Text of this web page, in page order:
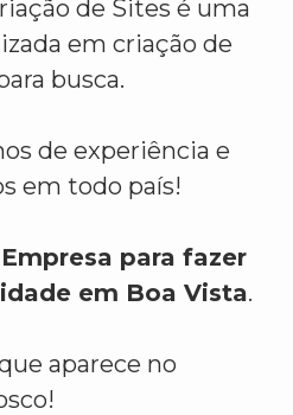
de Sites é uma
em criação de
busca.
de experiência e
em todo país!
Empresa para fazer
em Boa Vista.
aparece no